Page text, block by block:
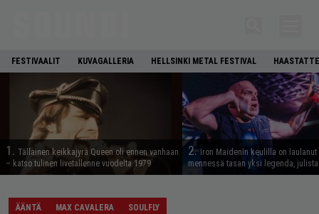
FESTIVAALIT KUVAGALLERIA HELLSINKI METAL FESTIVAL
1. Tällainen keikkajyrä Queen oli ennen vanhaan
– katso tulinen livetallenne vuodelta 1979
2. Iron Maidenin keulilla on laulanut
mennessä tasan yksi legenda,
ÄÄNTÄ MAX CAVALERA SOULFLY